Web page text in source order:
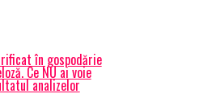
în gospodărie
Ce NU ai voie
analizelor